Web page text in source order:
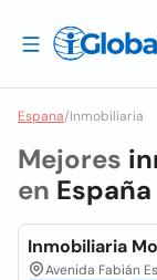
Espana/Inmobiliaria
Mejores
en España
Inmobiliaria
Avenida Fabián